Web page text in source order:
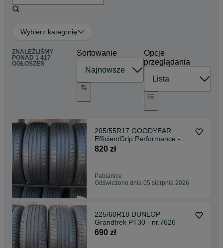
Wybierz kategorię
ZNALEŹLIŚMY
PONAD 1 417
OGŁOSZEŃ
Sortowanie
Opcje
przeglądania
205/55R17 GOODYEAR
EfficientGrip Performance -
nr.9475
820 zł
Pabianice
Odświeżono dnia 05 sierpnia 2026
225/60R18 DUNLOP
Grandtrek PT30 - nr.7626
690 zł